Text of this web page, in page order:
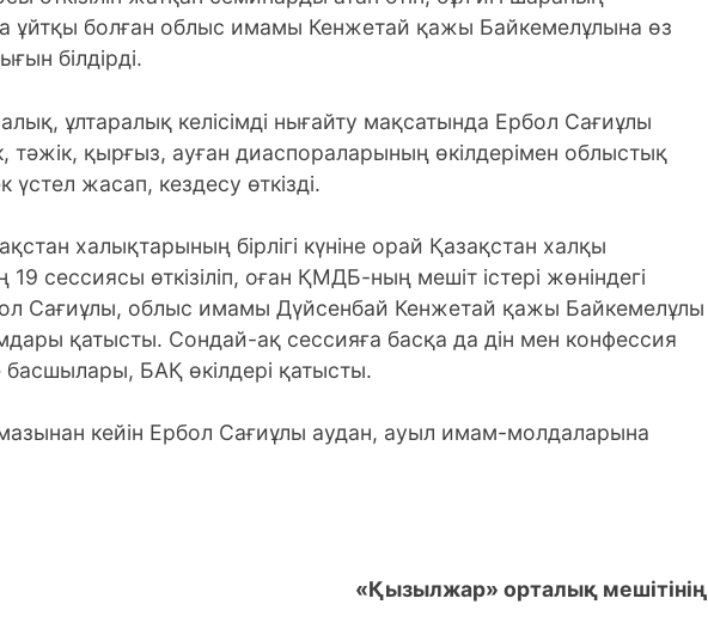
ұйтқы болған облыс имамы Кенжетай қажы Байкемелұлына өз
білдірді.
ұлтаралық келісімді нығайту мақсатында Ербол Сағиұлы
тәжік, қырғыз, ауған диаспораларының өкілдерімен облыстық
үстел жасап, кездесу өткізді.
халықтарының бірлігі күніне орай Қазақстан халқы
сессиясы өткізіліп, оған ҚМДБ-ның мешіт істері жөніндегі
Сағиұлы, облыс имамы Дүйсенбай Кенжетай қажы Байкемелұлы
қатысты. Сондай-ақ сессияға басқа да дін мен конфессия
басшылары, БАҚ өкілдері қатысты.
кейін Ербол Сағиұлы аудан, ауыл имам-молдаларына
«Қызылжар» орталық мешітінің